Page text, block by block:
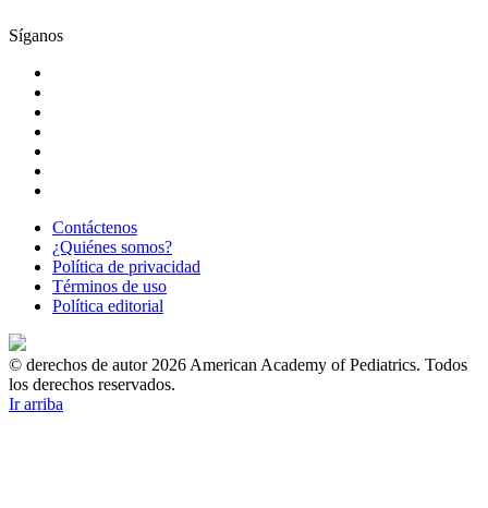
Síganos
Contáctenos
¿Quiénes somos?
Política de privacidad
Términos de uso
Política editorial
© derechos de autor 2026 American Academy of Pediatrics. Todos
los derechos reservados.
Ir arriba